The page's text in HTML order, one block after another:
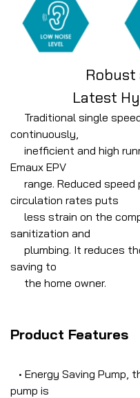
Robust
Latest
Traditional single
continuously,
inefficient and high
Emaux EPV
range. Reduced speed
circulation rates puts
less strain on the
sanitization and
plumbing. It reduces
saving to
the home owner.
Product Features
• Energy Saving Pump,
pump is